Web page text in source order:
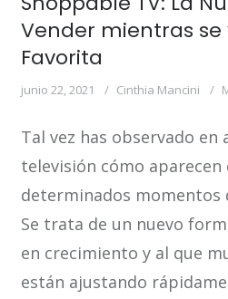
Vender mientras se
Favorita
junio 22, 2021 Cinthia Mancini
Tal vez has observado en
televisión cómo aparecen
determinados momentos
Se trata de un nuevo
en crecimiento y al que
están ajustando